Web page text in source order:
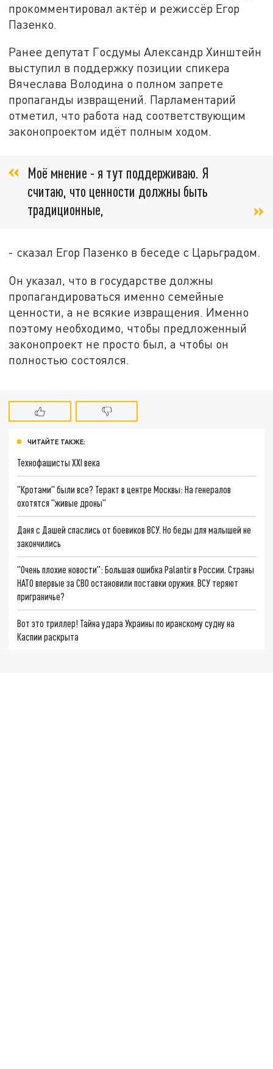
прокомментировал актёр и режиссёр Егор
Пазенко.
Ранее депутат Госдумы Александр Хинштейн
выступил в поддержку позиции спикера
Вячеслава Володина о полном запрете
пропаганды извращений. Парламентарий
отметил, что работа над соответствующим
законопроектом идёт полным ходом.
Моё мнение - я тут поддерживаю. Я
считаю, что ценности должны быть
традиционные,
- сказал Егор Пазенко в беседе с Царьградом.
Он указал, что в государстве должны
пропагандироваться именно семейные
ценности, а не всякие извращения. Именно
поэтому необходимо, чтобы предложенный
законопроект не просто был, а чтобы он
полностью состоялся.
ЧИТАЙТЕ ТАКЖЕ:
Технофашисты XXI века
"Кротами" были все? Теракт в центре Москвы: На генералов
охотятся "живые дроны"
Даня с Дашей спаслись от боевиков ВСУ. Но беды для малышей не
закончились
"Очень плохие новости": Большая ошибка Palantir в России. Страны
НАТО впервые за СВО остановили поставки оружия. ВСУ теряют
приграничье?
Вот это триллер! Тайна удара Украины по иранскому судну на
Каспии раскрыта